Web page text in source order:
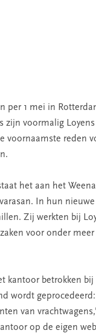
per 1 mei in
zijn voormalig
voornaamste reden
het aan het
In hun
Zij werkten bij
voor onder
kantoor betrokken
wordt
van
op de eigen